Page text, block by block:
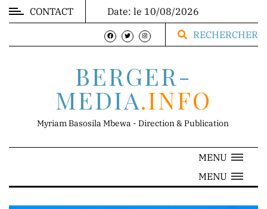
DIRECTION
Franck
Mbewa
CONTACT
Date: le 10/08/2026
RECHERCHER
BERGER-
MEDIA.INFO
Myriam Basosila Mbewa - Direction & Publication
MENU
MENU